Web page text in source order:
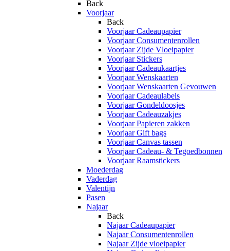
Back
Voorjaar
Back
Voorjaar Cadeaupapier
Voorjaar Consumentenrollen
Voorjaar Zijde Vloeipapier
Voorjaar Stickers
Voorjaar Cadeaukaartjes
Voorjaar Wenskaarten
Voorjaar Wenskaarten Gevouwen
Voorjaar Cadeaulabels
Voorjaar Gondeldoosjes
Voorjaar Cadeauzakjes
Voorjaar Papieren zakken
Voorjaar Gift bags
Voorjaar Canvas tassen
Voorjaar Cadeau- & Tegoedbonnen
Voorjaar Raamstickers
Moederdag
Vaderdag
Valentijn
Pasen
Najaar
Back
Najaar Cadeaupapier
Najaar Consumentenrollen
Najaar Zijde vloeipapier